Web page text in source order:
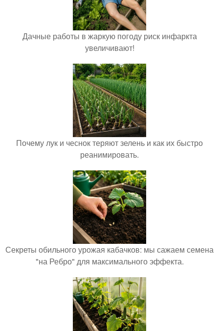
Дачные работы в жаркую погоду риск инфаркта
увеличивают!
Почему лук и чеснок теряют зелень и как их быстро
реанимировать.
Секреты обильного урожая кабачков: мы сажаем семена
"на Ребро" для максимального эффекта.